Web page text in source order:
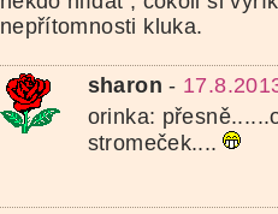
nepřítomnosti kluka.
sharon -
orinka:
stromeček....